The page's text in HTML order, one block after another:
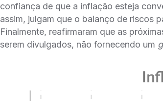
confiança de que a inflação esteja
assim, julgam que o balanço de riscos
Finalmente, reafirmaram que as
serem divulgados, não fornecendo um